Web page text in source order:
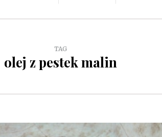
TAG
olej z pestek malin